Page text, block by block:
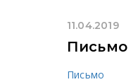
11.04.2019
Письмо
Письмо